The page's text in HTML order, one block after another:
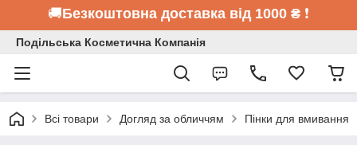
🚚Безкоштовна доставка від 1000 ₴ ❗
Подільська Косметична Компанія
Всі товари Догляд за обличчям Пінки для вмивання